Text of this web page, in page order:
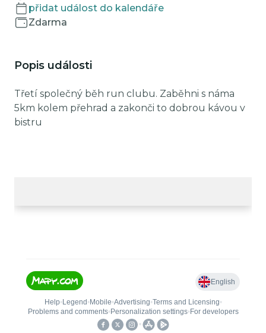
přidat událost do kalendáře
Zdarma
Popis události
Třetí společný běh run clubu. Zaběhni s náma
5km kolem přehrad a zakonči to dobrou kávou v
bistru